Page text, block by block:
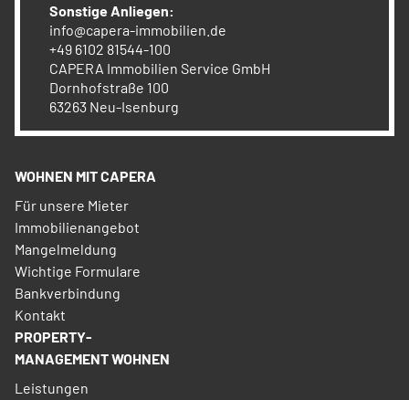
Sonstige Anliegen:
info@capera-immobilien.de
+49 6102 81544-100
CAPERA Immobilien Service GmbH
Dornhofstraße 100
63263 Neu-Isenburg
WOHNEN MIT CAPERA
Für unsere Mieter
Immobilienangebot
Mangelmeldung
Wichtige Formulare
Bankverbindung
Kontakt
PROPERTY­
MANAGEMENT­ WOHNEN
Leistungen